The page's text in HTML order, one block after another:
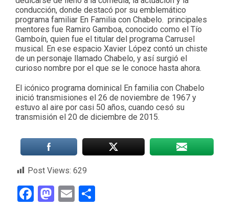
conducción, donde destacó por su emblemático
programa familiar En Familia con Chabelo. principales
mentores fue Ramiro Gamboa, conocido como el Tío
Gamboín, quien fue el titular del programa Carrusel
musical. En ese espacio Xavier López contó un chiste
de un personaje llamado Chabelo, y así surgió el
curioso nombre por el que se le conoce hasta ahora.
El icónico programa dominical En familia con Chabelo
inició transmisiones el 26 de noviembre de 1967 y
estuvo al aire por casi 50 años, cuando cesó su
transmisión el 20 de diciembre de 2015.
Post Views: 629
Facebook
Mastodon
Email